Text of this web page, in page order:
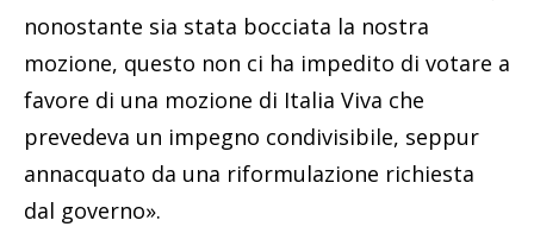
nonostante sia stata bocciata la nostra
mozione, questo non ci ha impedito di votare a
favore di una mozione di Italia Viva che
prevedeva un impegno condivisibile, seppur
annacquato da una riformulazione richiesta
dal governo».